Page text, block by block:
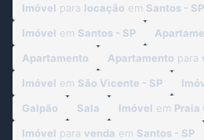
Imóvel para locação em Santos - SP
Imóvel em Santos - SP
Apartamento
Apartamento para
Imóvel em São Vicente - SP
Galpão
Sala Imóvel em Praia
Imóvel para venda em Santos - SP